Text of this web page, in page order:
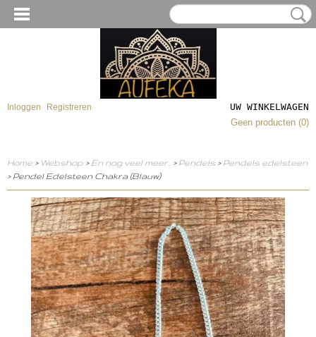
Inloggen Registreren
UW WINKELWAGEN
Geen producten (0)
Home > Webshop > En nog veel meer.. > Pendels > Pendels edelsteen
> Pendel Edelsteen Chakra (Blauw)